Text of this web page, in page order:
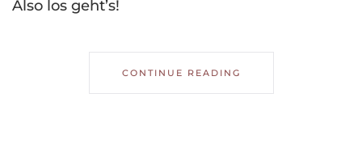
Also los geht’s!
CONTINUE READING